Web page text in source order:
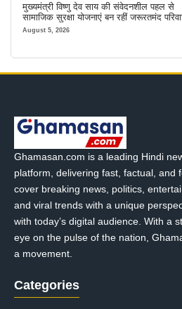
मुख्यमंत्री विष्णु देव साय की संवेदनशील पहल से
सामाजिक सुरक्षा योजनाएं बन रहीं जरूरतमंद
मजबूत सहारा
August 5, 2026
Ghamasan.com is a leading Hindi
platform, delivering fast, factual, and
cover breaking news, politics,
and viral trends with a unique
with today’s digital audience. With a
eye on the pulse of the nation,
a movement.
Categories